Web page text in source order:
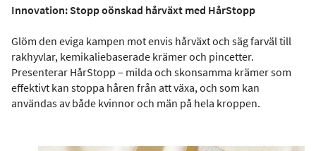
Innovation: Stopp oönskad hårväxt med HårStopp
Glöm den eviga kampen mot envis hårväxt och säg farväl till
rakhyvlar, kemikaliebaserade krämer och pincetter.
Presenterar HårStopp – milda och skonsamma krämer som
effektivt kan stoppa håren från att växa, och som kan
användas av både kvinnor och män på hela kroppen.